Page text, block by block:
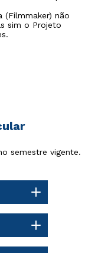
(Filmmaker) não
sim o Projeto
em 4 disciplinas
semestre vigente.